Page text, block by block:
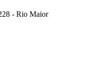
- Rio Maior